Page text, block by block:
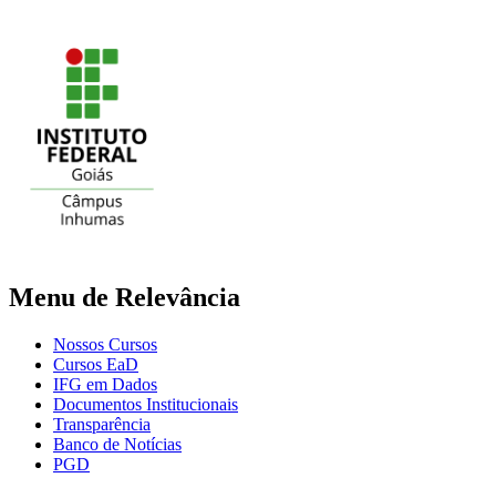
Menu de Relevância
Nossos Cursos
Cursos EaD
IFG em Dados
Documentos Institucionais
Transparência
Banco de Notícias
PGD